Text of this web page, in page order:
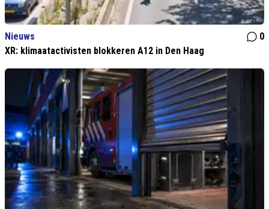
Nieuws
0
XR: klimaatactivisten blokkeren A12 in Den Haag